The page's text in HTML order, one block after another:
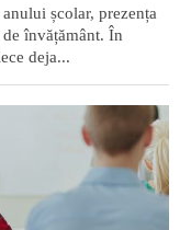
școlar, prezența
învățământ. În
deja...